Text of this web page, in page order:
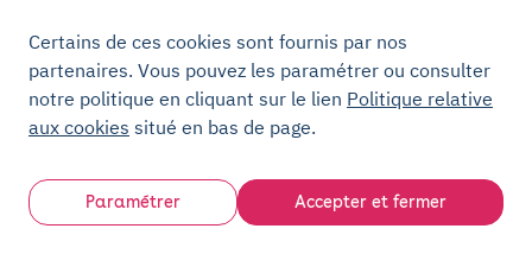
Visite technique
pour auditer les équipements et les flux.
Certains de ces cookies sont fournis par nos
partenaires. Vous pouvez les paramétrer ou consulter
notre politique en cliquant sur le lien Politique relative
aux cookies situé en bas de page.
Paramétrer Accepter et fermer